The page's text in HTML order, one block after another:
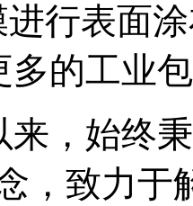
行表面
多的工业
，始终
，致力于